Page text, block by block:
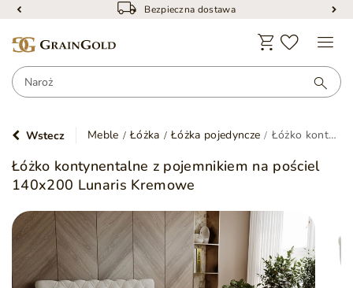
Bezpieczna dostawa
Wstecz Meble Łóżka Łóżka pojedyncze Łóżko kontynentalne z pojemnikiem na pościel 140x200 Lunaris Kremowe
Łóżko kontynentalne z pojemnikiem na pościel
140x200 Lunaris Kremowe